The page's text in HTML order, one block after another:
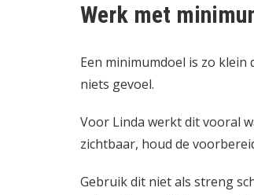
Werk met
Een minimumdoel is zo
niets gevoel.
Voor Linda werkt dit vooral
zichtbaar, houd de
Gebruik dit niet als streng